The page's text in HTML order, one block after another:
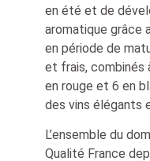
en été et de
aromatique grâce
en période de
et frais, combinés
en rouge et 6 en
des vins élégants
L’ensemble du
Qualité France